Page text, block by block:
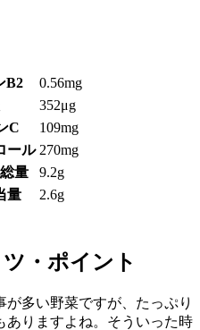
B2
0.56mg
352μg
C
109mg
ール 270mg
量
9.2g
量
2.6g
・ポイント
多い野菜ですが、たっぷり
ありますよね。そういった時